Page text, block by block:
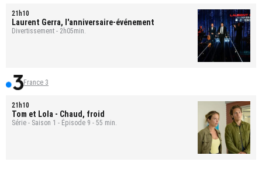
21h10
Laurent Gerra, l'anniversaire-événement
Divertissement - 2h05min.
France 3
21h10
Tom et Lola - Chaud, froid
Série - Saison 1 - Épisode 9 - 55 min.